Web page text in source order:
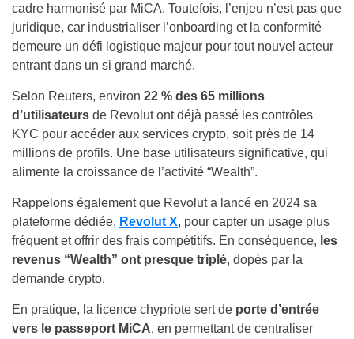
cadre harmonisé par MiCA. Toutefois, l’enjeu n’est pas que
juridique, car industrialiser l’onboarding et la conformité
demeure un défi logistique majeur pour tout nouvel acteur
entrant dans un si grand marché.
Selon Reuters, environ 22 % des 65 millions
d’utilisateurs de Revolut ont déjà passé les contrôles
KYC pour accéder aux services crypto, soit près de 14
millions de profils. Une base utilisateurs significative, qui
alimente la croissance de l’activité “Wealth”.
Rappelons également que Revolut a lancé en 2024 sa
plateforme dédiée, Revolut X, pour capter un usage plus
fréquent et offrir des frais compétitifs. En conséquence, les
revenus “Wealth” ont presque triplé, dopés par la
demande crypto.
En pratique, la licence chypriote sert de porte d’entrée
vers le passeport MiCA, en permettant de centraliser